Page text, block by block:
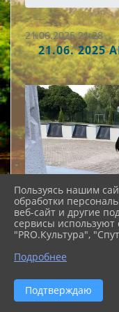
21.06.2025 21:28
21.06. 2025
Пользуясь нашим
обработки
веб-сайт и другие
сервисы используют
"PRO.Культура",
Подробнее
Подтверждаю